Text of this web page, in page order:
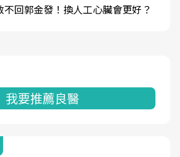
不回郭金發！換人工心臟會更好？
我要推薦良醫